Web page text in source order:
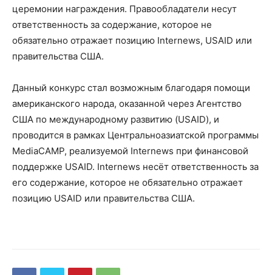
церемонии награждения. Правообладатели несут
ответственность за содержание, которое не
обязательно отражает позицию Internews, USAID или
правительства США.
Данный конкурс стал возможным благодаря помощи
американского народа, оказанной через Агентство
США по международному развитию (USAID), и
проводится в рамках Центральноазиатской программы
MediaCAMP, реализуемой Internews при финансовой
поддержке USAID. Internews несёт ответственность за
его содержание, которое не обязательно отражает
позицию USAID или правительства США.